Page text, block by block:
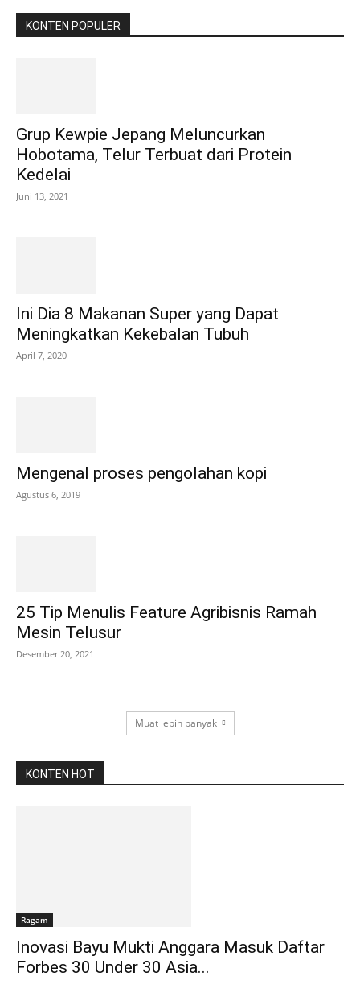
KONTEN POPULER
Grup Kewpie Jepang Meluncurkan
Hobotama, Telur Terbuat dari Protein
Kedelai
Juni 13, 2021
Ini Dia 8 Makanan Super yang Dapat
Meningkatkan Kekebalan Tubuh
April 7, 2020
Mengenal proses pengolahan kopi
Agustus 6, 2019
25 Tip Menulis Feature Agribisnis Ramah
Mesin Telusur
Desember 20, 2021
Muat lebih banyak
KONTEN HOT
Ragam
Inovasi Bayu Mukti Anggara Masuk Daftar
Forbes 30 Under 30 Asia...